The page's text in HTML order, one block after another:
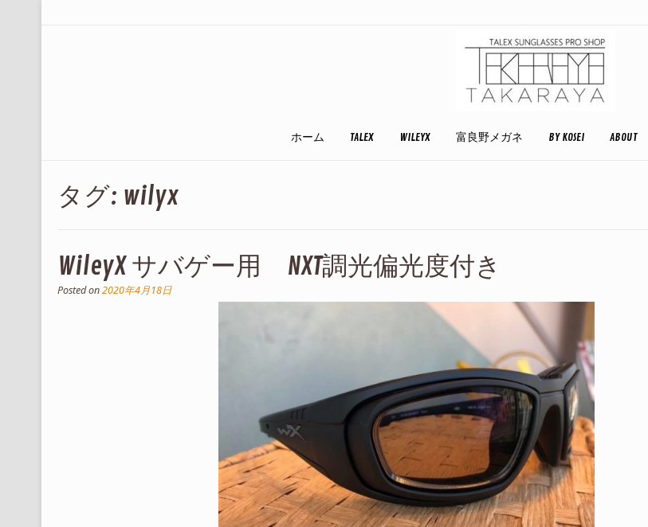
ホーム TALEX WILEYX 富良野メガネ BY KOSEI ABOUT
タグ: wilyx
WileyX サバゲー用 NXT調光偏光度付き
Posted on2020年4月18日